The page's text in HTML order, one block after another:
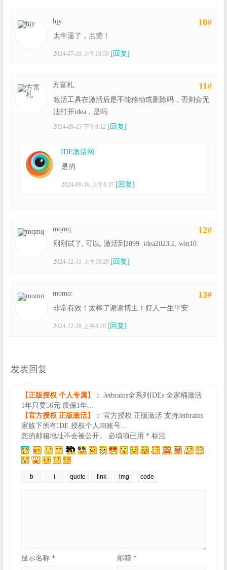
10#
hjy:
太牛逼了，点赞！
2024-07-19 上午10:50 [回复]
11#
方富札:
激活工具在激活后是不能移动或删除吗，否则会无
法打开idea，是吗
2024-09-13 下午8:12 [回复]
IDE激活网 :
是的
2024-09-16 上午8:37 [回复]
12#
mqmq:
刚刚试了, 可以, 激活到2099. idea2023.2, win10.
2024-12-11 上午10:29 [回复]
13#
momo:
非常有效！太棒了谢谢博主！好人一生平安
2024-12-30 上午8:28 [回复]
发表回复
【正版授权 个人专属】： Jetbrains全系列IDEs 全家桶激活
1年只要56元 质保1年...
【官方授权 正版激活】： 官方授权 正版激活 支持Jetbrains
家族下所有IDE 授权个人JB账号...
您的邮箱地址不会被公开。
必填项已用 * 标注
显示名称 * 邮箱 *